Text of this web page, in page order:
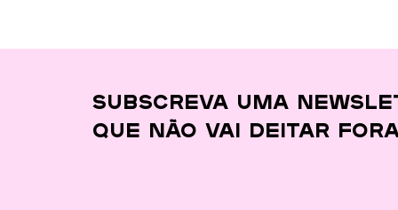
desperdiçar quase
nada
Subscreva uma
que não vai deitar